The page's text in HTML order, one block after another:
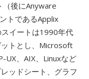
（後にAnyware
トであるApplix
イートは1990年代
トとし、Microsoft
UX、AIX、Linuxなど
ッドシート、グラフ